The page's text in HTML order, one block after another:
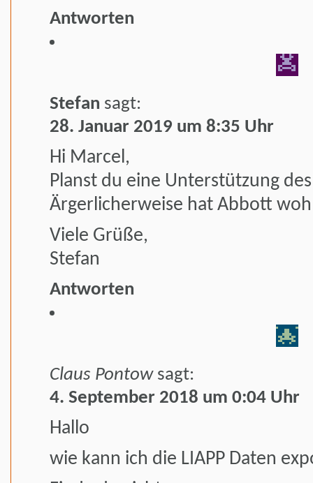
Antworten
Stefan sagt:
28. Januar 2019 um 8:35 Uhr
Hi Marcel,
Planst du eine Unterstützung
Ärgerlicherweise hat Abbott
Viele Grüße,
Stefan
Antworten
Claus Pontow sagt:
4. September 2018 um 0:04 Uhr
Hallo
wie kann ich die LIAPP Daten